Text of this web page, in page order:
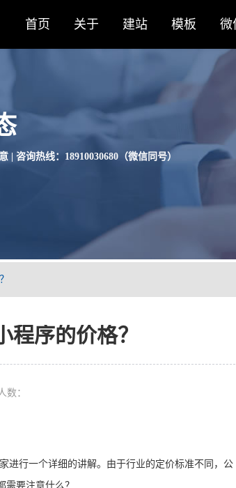
首页 关于 建站 模板 微
| 咨询热线：18910030680（微信同号）
序的价格？
数：
行一个详细的讲解。由于行业的定价标准不同，公
要注意什么？